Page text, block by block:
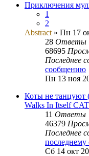
Приключения
1
2
Abstract » Пн 17
28 Ответы
68695
Последнее
сообщению
Пн 13 ноя
Коты не танцуют
Walks In Itself CAT
11 Ответы
46379
Последнее
Сб 14 окт